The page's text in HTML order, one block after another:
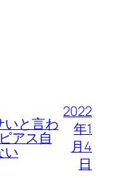
いと言わ
アス自
い
2022
年1
月4
日